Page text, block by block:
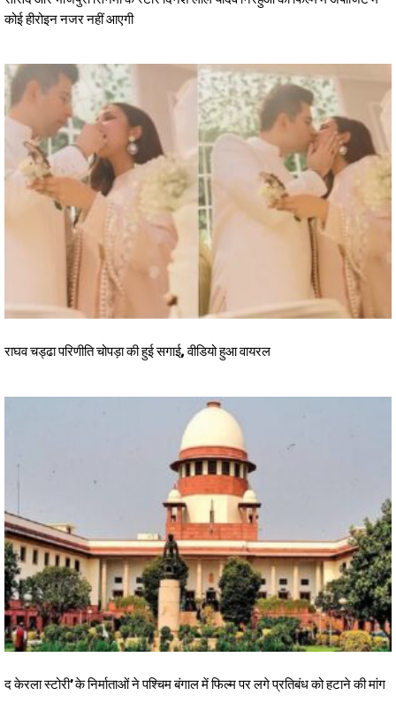
कोई हीरोइन नजर नहीं आएगी
राघव चड्ढा परिणीति चोपड़ा की हुई सगाई, वीडियो हुआ वायरल
द केरला स्टोरी’ के निर्माताओं ने पश्चिम बंगाल में फिल्म पर लगे प्रतिबंध को हटाने की मांग